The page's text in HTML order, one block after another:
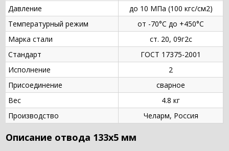
Давление
до 10 МПа (100 кгс/см2)
Температурный режим
от -70°С до +450°С
Марка стали
ст. 20, 09г2с
Стандарт
ГОСТ 17375-2001
Исполнение
2
Присоединение
сварное
Вес
4.8 кг
Производство
Челарм, Россия
Описание отвода 133х5 мм